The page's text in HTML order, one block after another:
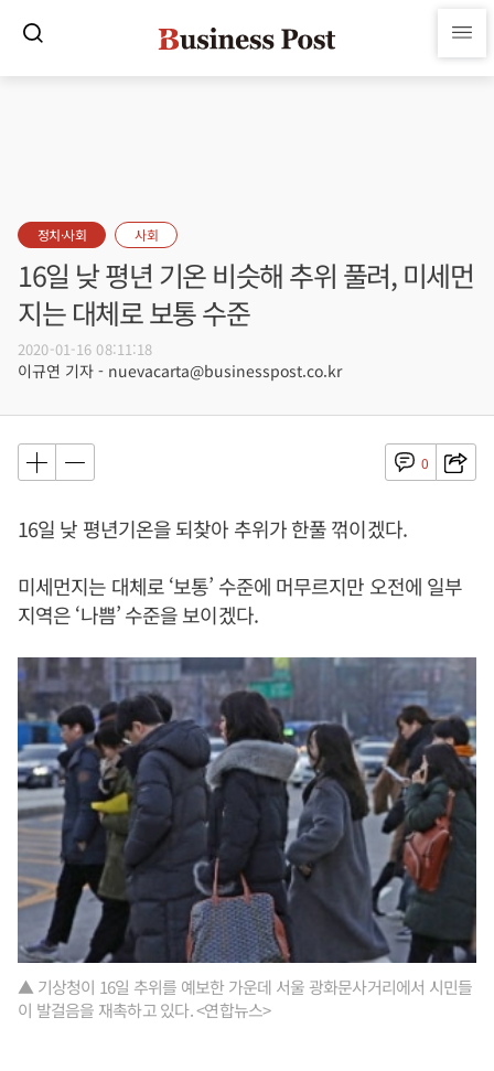
정치·사회 사회
16일 낮 평년 기온 비슷해 추위 풀려, 미세먼
지는 대체로 보통 수준
2020-01-16 08:11:18
이규연 기자 - nuevacarta@businesspost.co.kr
0
16일 낮 평년기온을 되찾아 추위가 한풀 꺾이겠다.
미세먼지는 대체로 ‘보통’ 수준에 머무르지만 오전에 일부
지역은 ‘나쁨’ 수준을 보이겠다.
▲ 기상청이 16일 추위를 예보한 가운데 서울 광화문사거리에서 시민들
이 발걸음을 재촉하고 있다. <연합뉴스>